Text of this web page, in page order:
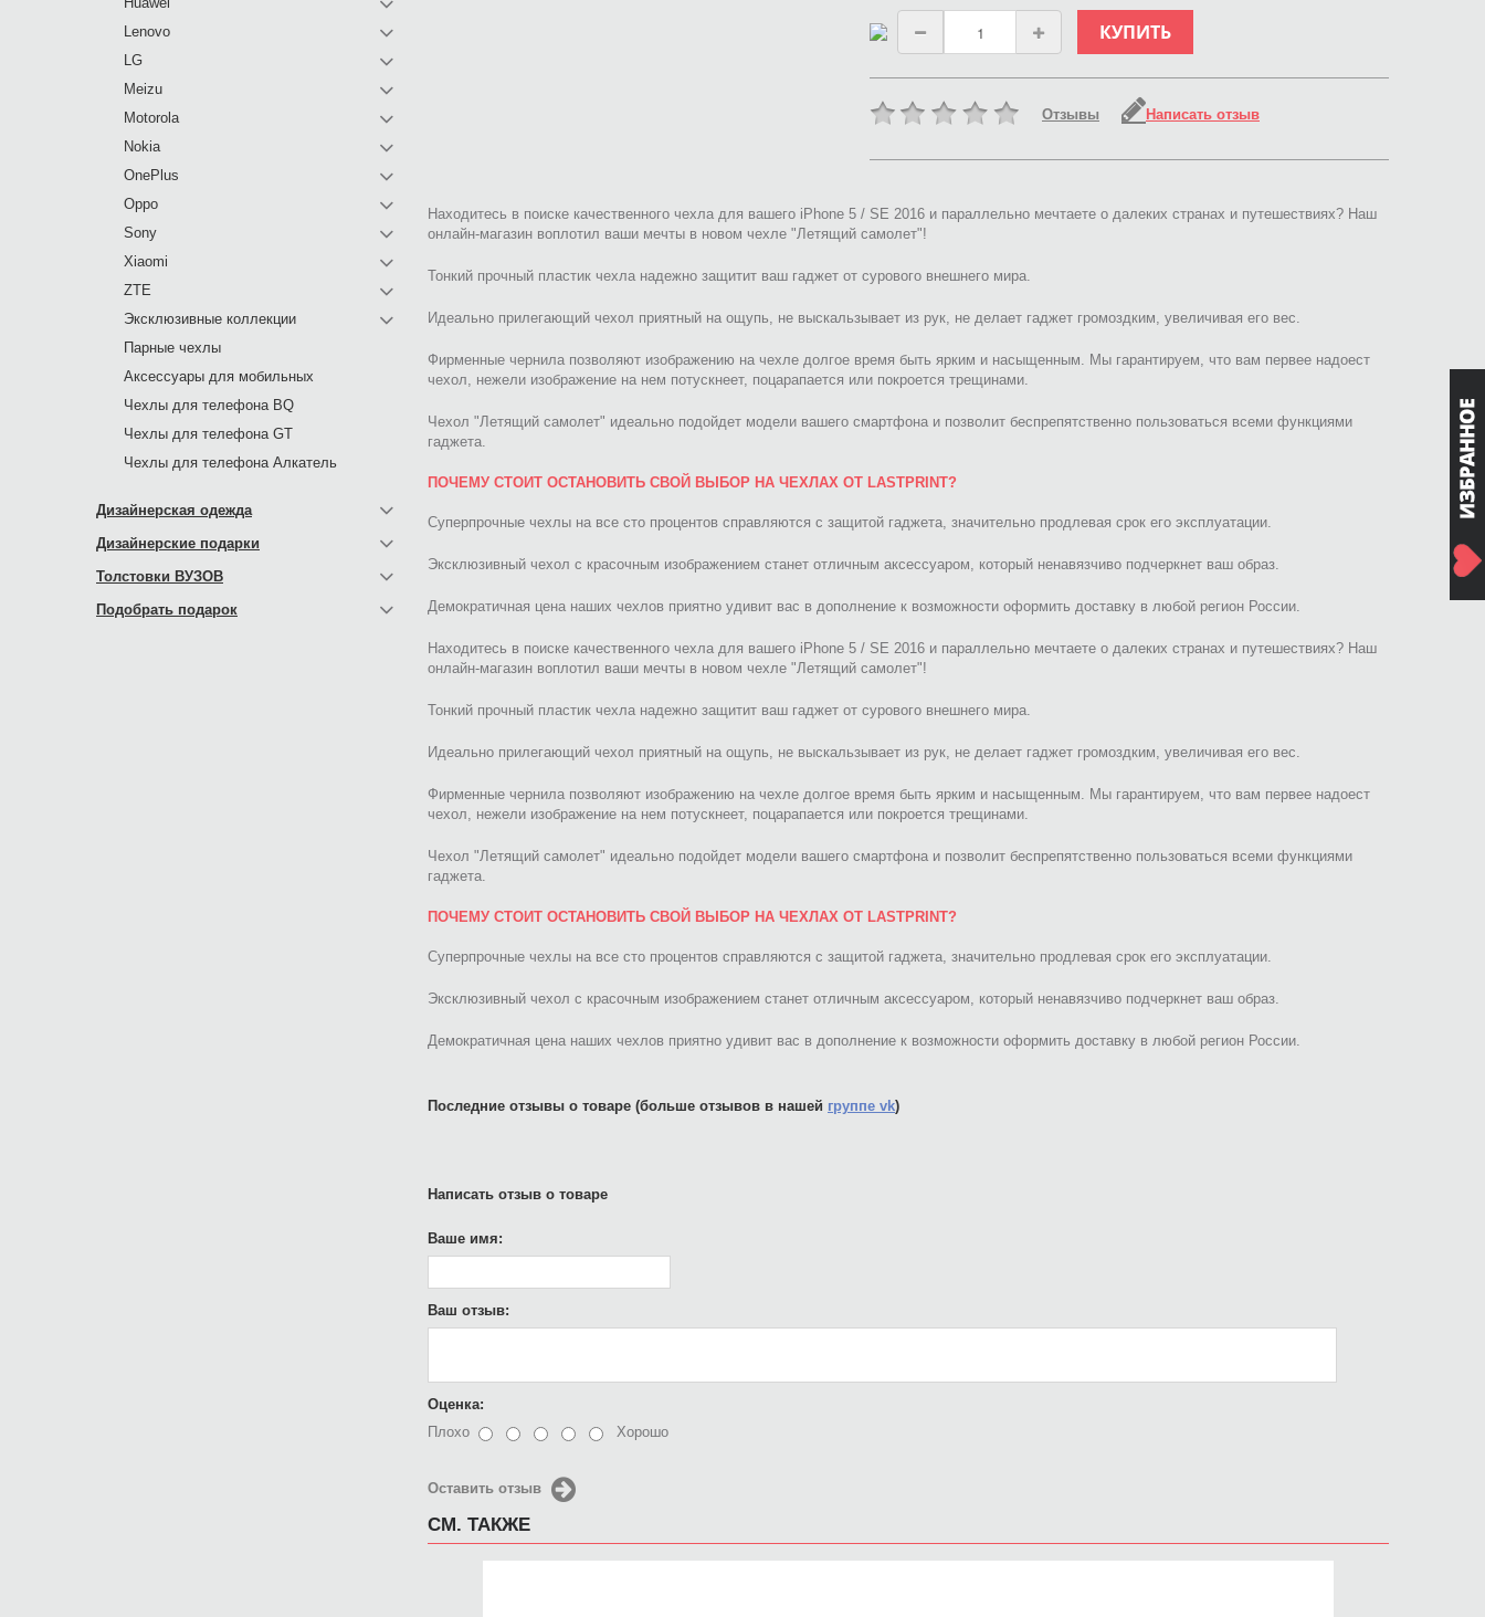
КУПИТЬ
Отзывы Написать отзыв
Находитесь в поиске качественного чехла для вашего iPhone 5 / SE 2016 и параллельно мечтаете о далеких странах и путешествиях? Наш
онлайн-магазин воплотил ваши мечты в новом чехле "Летящий самолет"!
Тонкий прочный пластик чехла надежно защитит ваш гаджет от сурового внешнего мира.
Идеально прилегающий чехол приятный на ощупь, не выскальзывает из рук, не делает гаджет громоздким, увеличивая его вес.
Фирменные чернила позволяют изображению на чехле долгое время быть ярким и насыщенным. Мы гарантируем, что вам первее надоест
чехол, нежели изображение на нем потускнеет, поцарапается или покроется трещинами.
Чехол "Летящий самолет" идеально подойдет модели вашего смартфона и позволит беспрепятственно пользоваться всеми функциями
гаджета.
ПОЧЕМУ СТОИТ ОСТАНОВИТЬ СВОЙ ВЫБОР НА ЧЕХЛАХ ОТ LASTPRINT?
Суперпрочные чехлы на все сто процентов справляются с защитой гаджета, значительно продлевая срок его эксплуатации.
Эксклюзивный чехол с красочным изображением станет отличным аксессуаром, который ненавязчиво подчеркнет ваш образ.
Демократичная цена наших чехлов приятно удивит вас в дополнение к возможности оформить доставку в любой регион России.
Находитесь в поиске качественного чехла для вашего iPhone 5 / SE 2016 и параллельно мечтаете о далеких странах и путешествиях? Наш
онлайн-магазин воплотил ваши мечты в новом чехле "Летящий самолет"!
Тонкий прочный пластик чехла надежно защитит ваш гаджет от сурового внешнего мира.
Идеально прилегающий чехол приятный на ощупь, не выскальзывает из рук, не делает гаджет громоздким, увеличивая его вес.
Фирменные чернила позволяют изображению на чехле долгое время быть ярким и насыщенным. Мы гарантируем, что вам первее надоест
чехол, нежели изображение на нем потускнеет, поцарапается или покроется трещинами.
Чехол "Летящий самолет" идеально подойдет модели вашего смартфона и позволит беспрепятственно пользоваться всеми функциями
гаджета.
ПОЧЕМУ СТОИТ ОСТАНОВИТЬ СВОЙ ВЫБОР НА ЧЕХЛАХ ОТ LASTPRINT?
Суперпрочные чехлы на все сто процентов справляются с защитой гаджета, значительно продлевая срок его эксплуатации.
Эксклюзивный чехол с красочным изображением станет отличным аксессуаром, который ненавязчиво подчеркнет ваш образ.
Демократичная цена наших чехлов приятно удивит вас в дополнение к возможности оформить доставку в любой регион России.
Последние отзывы о товаре (больше отзывов в нашей группе vk)
Написать отзыв о товаре
Ваше имя:
Ваш отзыв:
Оценка:
Плохо
Хорошо
Оставить отзыв
СМ. ТАКЖЕ
Lenovo
LG
Meizu
Motorola
Nokia
OnePlus
Oppo
Sony
Xiaomi
ZTE
Эксклюзивные коллекции
Парные чехлы
Аксессуары для мобильных
Чехлы для телефона BQ
Чехлы для телефона GT
Чехлы для телефона Алкатель
Дизайнерская одежда
Дизайнерские подарки
Толстовки ВУЗОВ
Подобрать подарок